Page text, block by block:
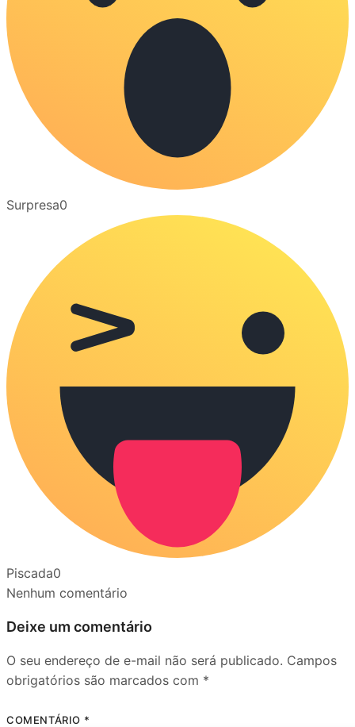
Surpresa0
Piscada0
Nenhum comentário
Deixe um comentário
O seu endereço de e-mail não será publicado. Campos
obrigatórios são marcados com *
COMENTÁRIO *